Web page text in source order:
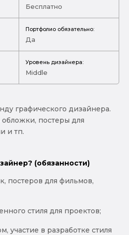
Бесплатно
Портфолио обязательно:
Да
Уровень дизайнера:
Middle
графического дизайнера.
постеры для
и тп.
(обязанности)
постеров для фильмов,
стиля для проектов;
участие в разработке стиля